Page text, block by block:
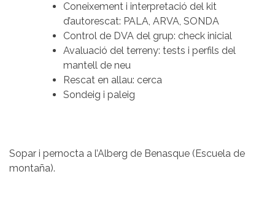
Coneixement i interpretació del kit
d’autorescat: PALA, ARVA, SONDA
Control de DVA del grup: check inicial
Avaluació del terreny: tests i perfils del
mantell de neu
Rescat en allau: cerca
Sondeig i paleig
Sopar i pernocta a l’Alberg de Benasque (Escuela de
montaña).